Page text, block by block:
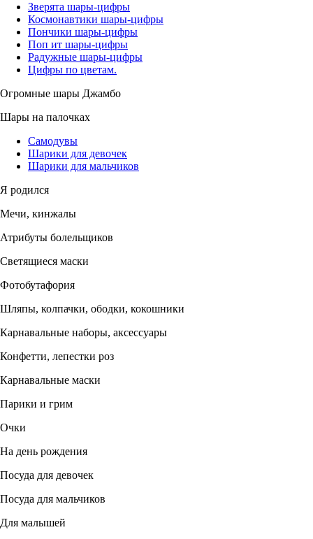
Зверята шары-цифры
Космонавтики шары-цифры
Пончики шары-цифры
Поп ит шары-цифры
Радужные шары-цифры
Цифры по цветам.
Огромные шары Джамбо
Шары на палочках
Самодувы
Шарики для девочек
Шарики для мальчиков
Я родился
Мечи, кинжалы
Атрибуты болельщиков
Светящиеся маски
Фотобутафория
Шляпы, колпачки, ободки, кокошники
Карнавальные наборы, аксессуары
Конфетти, лепестки роз
Карнавальные маски
Парики и грим
Очки
На день рождения
Посуда для девочек
Посуда для мальчиков
Для малышей